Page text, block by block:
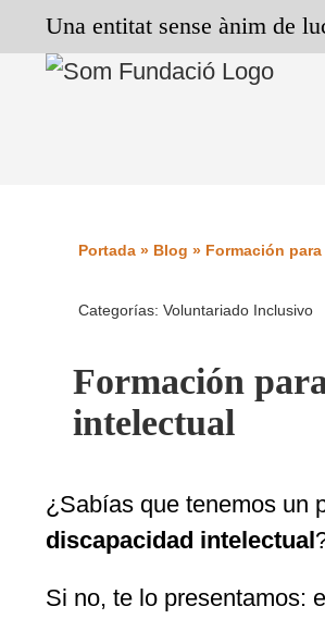
Saltar
al
contenido
Una entitat sense ànim de
Formación
intelectual
Portada» Blog » Formación
Categorías: Voluntariado Inclusivo
¿Sabías que tenemos un
discapacidad intelectual
Si no, te lo presentamos: